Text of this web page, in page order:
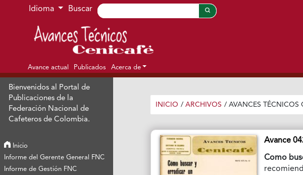
Ir al menú de navegación principal
Ir al contenido principal
Ir al pie de página del sitio
Idioma Buscar
Avance actual Publicados Acerca de
Bienvenidos al Portal de
Publicaciones de la
Federación Nacional de
Cafeteros de Colombia.
Inicio
Informe del Gerente General FNC
Informe de Gestión FNC
INICIO / ARCHIVOS / AVANCES TÉCNICOS
Avance
Como